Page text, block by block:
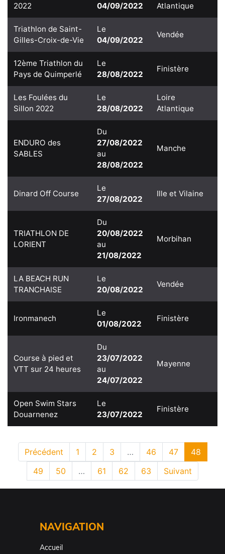
2022
04/09/2022
Atlantique
Triathlon de Saint-
Gilles-Croix-de-Vie
Le
04/09/2022
Vendée
12ème Triathlon du
Pays de Quimperlé
Le
28/08/2022
Finistère
Les Foulées du
Sillon 2022
Le
28/08/2022
Loire
Atlantique
ENDURO des
SABLES
Du
27/08/2022
au
28/08/2022
Manche
Dinard Off Course
Le
27/08/2022
Ille et Vilaine
TRIATHLON DE
LORIENT
Du
20/08/2022
au
21/08/2022
Morbihan
LA BEACH RUN
TRANCHAISE
Le
20/08/2022
Vendée
Ironmanech
Le
01/08/2022
Finistère
Course à pied et
VTT sur 24 heures
Du
23/07/2022
au
24/07/2022
Mayenne
Open Swim Stars
Douarnenez
Le
23/07/2022
Finistère
Précédent 1 2 3 … 46 47
48
49
50 … 61 62 63 Suivant
NAVIGATION
Accueil